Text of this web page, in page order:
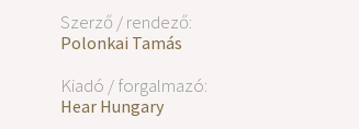
Szerző / rendező:
Polonkai Tamás
Kiadó / forgalmazó:
Hear Hungary